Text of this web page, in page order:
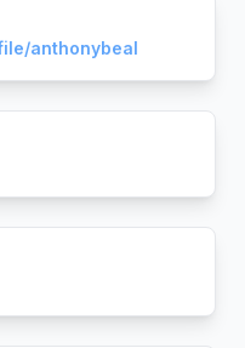
anthonybeal